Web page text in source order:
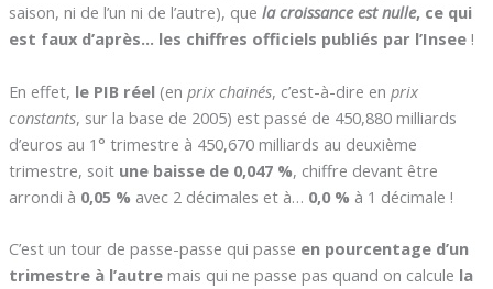
saison, ni de l’un ni de l’autre), que la croissance est nulle, ce qui
est faux d’après… les chiffres officiels publiés par l’Insee !
En effet, le PIB réel (en prix chainés, c’est-à-dire en prix
constants, sur la base de 2005) est passé de 450,880 milliards
d’euros au 1° trimestre à 450,670 milliards au deuxième
trimestre, soit une baisse de 0,047 %, chiffre devant être
arrondi à 0,05 % avec 2 décimales et à… 0,0 % à 1 décimale !
C’est un tour de passe-passe qui passe en pourcentage d’un
trimestre à l’autre mais qui ne passe pas quand on calcule la